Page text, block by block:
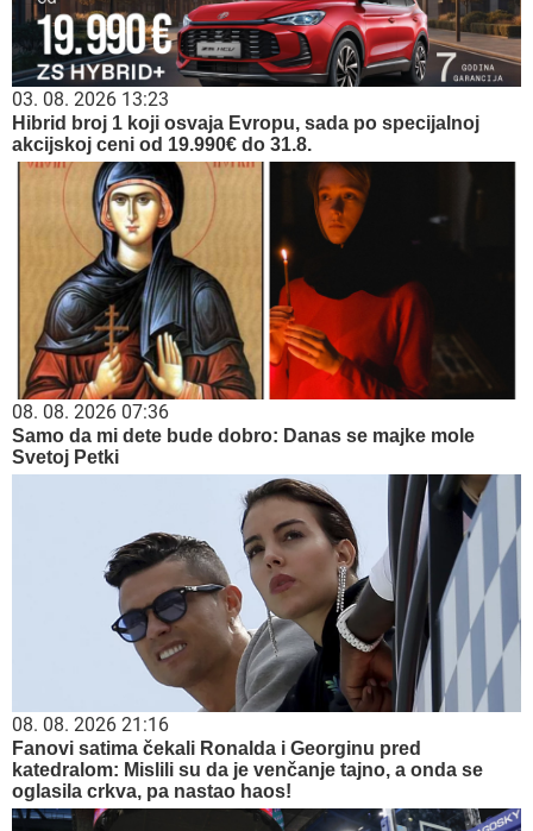
03. 08. 2026 13:23
Hibrid broj 1 koji osvaja Evropu, sada po specijalnoj
akcijskoj ceni od 19.990€ do 31.8.
08. 08. 2026 07:36
Samo da mi dete bude dobro: Danas se majke mole
Svetoj Petki
08. 08. 2026 21:16
Fanovi satima čekali Ronalda i Georginu pred
katedralom: Mislili su da je venčanje tajno, a onda se
oglasila crkva, pa nastao haos!